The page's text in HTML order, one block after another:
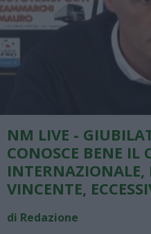
NM LIVE -
CONOSCE BENE IL
INTERNAZIONALE,
VINCENTE,
di Redazione